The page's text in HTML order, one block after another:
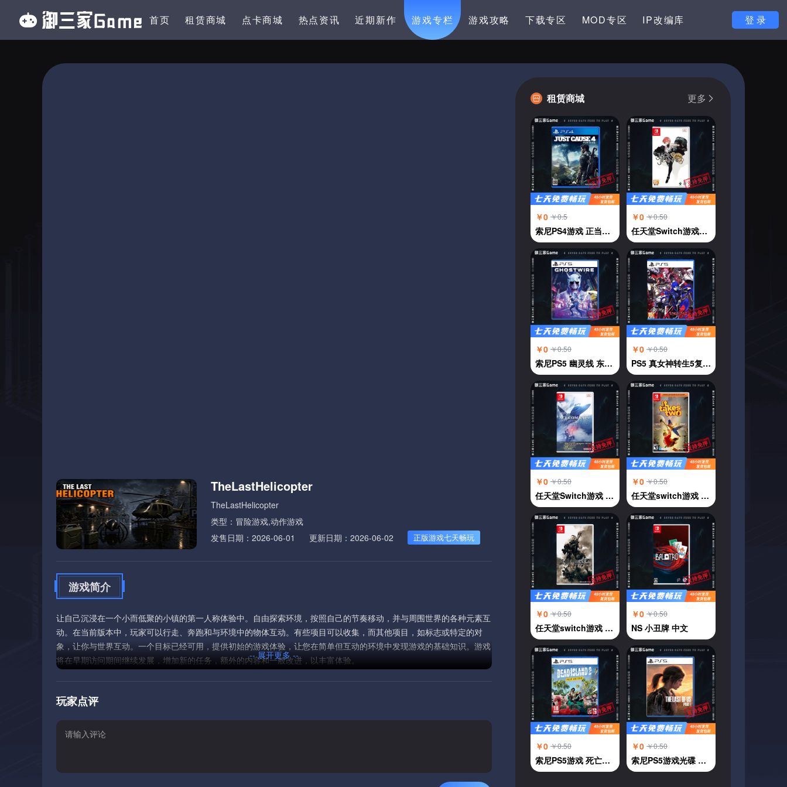
首页 租赁商城 点卡商城 热点资讯 近期新作 游戏专栏 游戏攻略 下载专区 MOD专区 IP改编库 登 录
TheLastHelicopter
TheLastHelicopter
类型：冒险游戏,动作游戏
发售日期：2026-06-01
更新日期：2026-06-02 正版游戏七天畅玩
游戏简介
让自己沉浸在一个小而低聚的小镇的第一人称体验中。自由探索环境，按照自己的节奏移动，并与周围世界的各种元素互
动。在当前版本中，玩家可以行走、奔跑和与环境中的物体互动。有些项目可以收集，而其他项目，如标志或特定的对
象，让你与世界互动。一个目标已经可用，提供初始的游戏体验，让您在简单但互动的环境中发现游戏的基础知识。游戏
将在早期访问期间继续发展，增加新的任务，额外的内容和一般改进，以丰富体验。
-- 展开更多 --
玩家点评
租赁商城 更多
￥0 ￥0.5
索尼PS4游戏 正当防卫4 中文
￥0 ￥0.50
任天堂Switch游戏卡NS 杰克珍妮 JACKJEANNE 乙女恋爱 中文
￥0 ￥0.50
索尼PS5 幽灵线 东京 鬼线东京 GhostWire:Tokyo 中文
￥0 ￥0.50
PS5 真女神转生5复仇 中文
￥0 ￥0.50
任天堂Switch游戏 NS 皇牌空战7 未知天际 中文
￥0 ￥0.50
任天堂switch游戏 NS游戏 双人成行 双人同行It Take Two 中文
￥0 ￥0.50
任天堂switch游戏 NS游戏 尼尔机械纪元 自动人形 中文
￥0 ￥0.50
NS 小丑牌 中文
￥0 ￥0.50
索尼PS5游戏 死亡岛2 中文
￥0 ￥0.50
索尼PS5游戏光碟 美国末日 最后的生还者 中文